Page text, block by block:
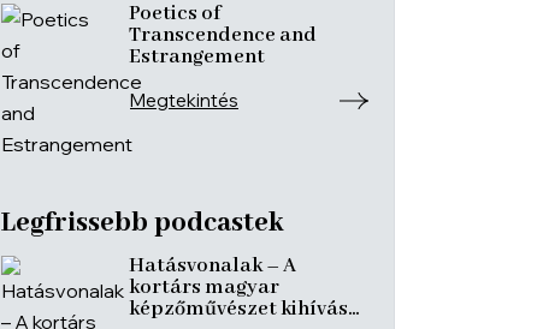
Poetics of
Transcendence and
Estrangement
Megtekintés
Legfrissebb podcastek
Hatásvonalak – A
kortárs magyar
képzőművészet kihívásai